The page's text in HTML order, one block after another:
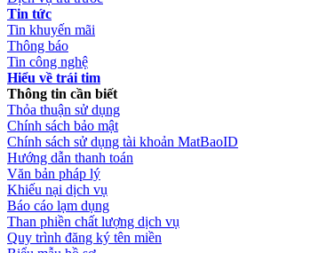
Tin tức
Tin khuyến mãi
Thông báo
Tin công nghệ
Hiểu về trái tim
Thông tin cần biết
Thỏa thuận sử dụng
Chính sách bảo mật
Chính sách sử dụng tài khoản MatBaoID
Hướng dẫn thanh toán
Văn bản pháp lý
Khiếu nại dịch vụ
Báo cáo lạm dụng
Than phiền chất lượng dịch vụ
Quy trình đăng ký tên miền